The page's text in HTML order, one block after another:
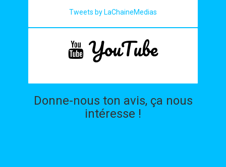
Tweets by LaChaineMedias
YouTube
Donne-nous ton avis, ça nous
intéresse !